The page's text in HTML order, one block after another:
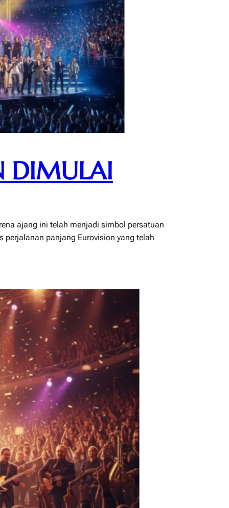
DIMULAI
ajang ini telah menjadi simbol persatuan
panjang Eurovision yang telah